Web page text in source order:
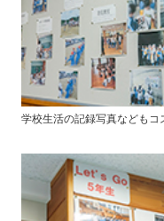
学校生活の記録写真なども